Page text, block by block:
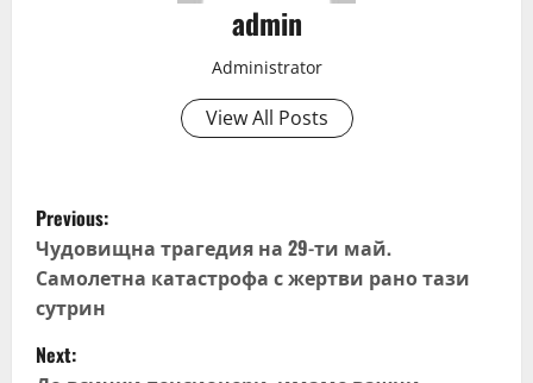
admin
Administrator
View All Posts
P
o
s
t
Previous:
Чудовищна трагедия на 29-ти май.
Самолетна катастрофа с жертви рано тази
сутрин
Next: